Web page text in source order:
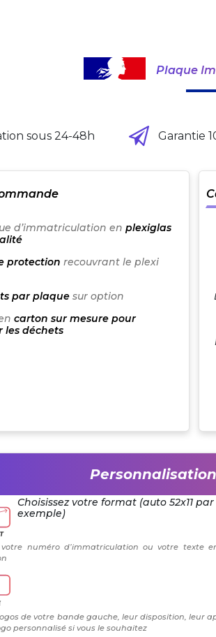
Plaque
sous 24-48h Garantie
d’immatriculation en plexiglas
protection recouvrant le plexi
par plaquesur option
carton sur mesure pour
les déchets
Choisissez votre format (auto 52x11 par
exemple)
votre numéro d’immatriculation ou votre texte
de votre bande gauche, leur disposition, leur
personnalisé si vous le souhaitez